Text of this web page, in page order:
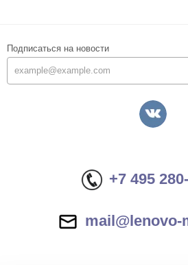
Подписаться на новости
+7 495
mail@lenovo-